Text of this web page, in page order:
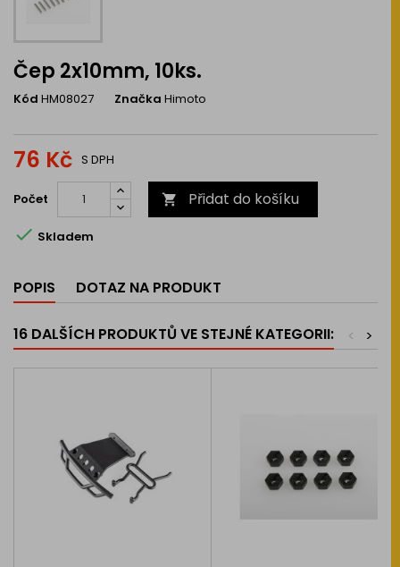
Čep 2x10mm, 10ks.
Kód HM08027 Značka Himoto
76 Kč S DPH
Počet  Přidat do košíku
 Skladem
POPIS DOTAZ NA PRODUKT
16 DALŠÍCH PRODUKTŮ VE STEJNÉ KATEGORII: >
<